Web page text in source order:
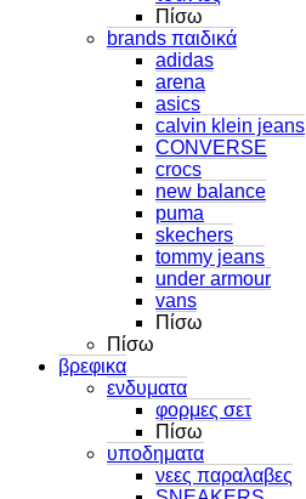
Πίσω
brands παιδικά
adidas
arena
asics
calvin klein jeans
CONVERSE
crocs
new balance
puma
skechers
tommy jeans
under armour
vans
Πίσω
Πίσω
βρεφικα
ενδυματα
φορμες σετ
Πίσω
υποδηματα
νεες παραλαβες